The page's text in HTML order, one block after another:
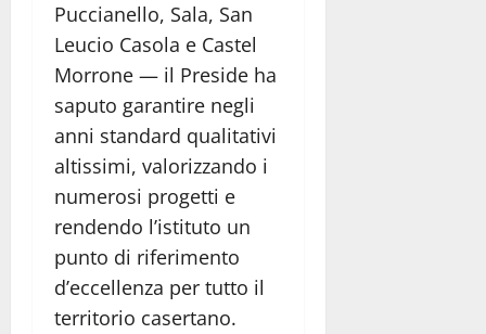
Puccianello, Sala, San
Leucio Casola e Castel
Morrone — il Preside ha
saputo garantire negli
anni standard qualitativi
altissimi, valorizzando i
numerosi progetti e
rendendo l’istituto un
punto di riferimento
d’eccellenza per tutto il
territorio casertano.